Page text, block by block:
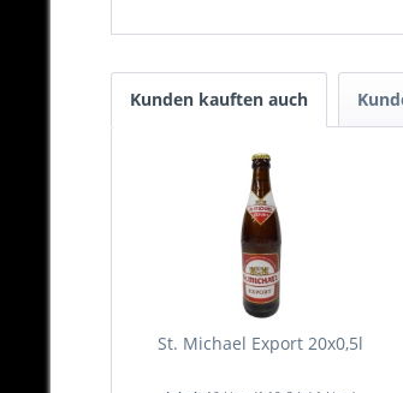
Kunden kauften auch
St. Michael Export 20x0,5l